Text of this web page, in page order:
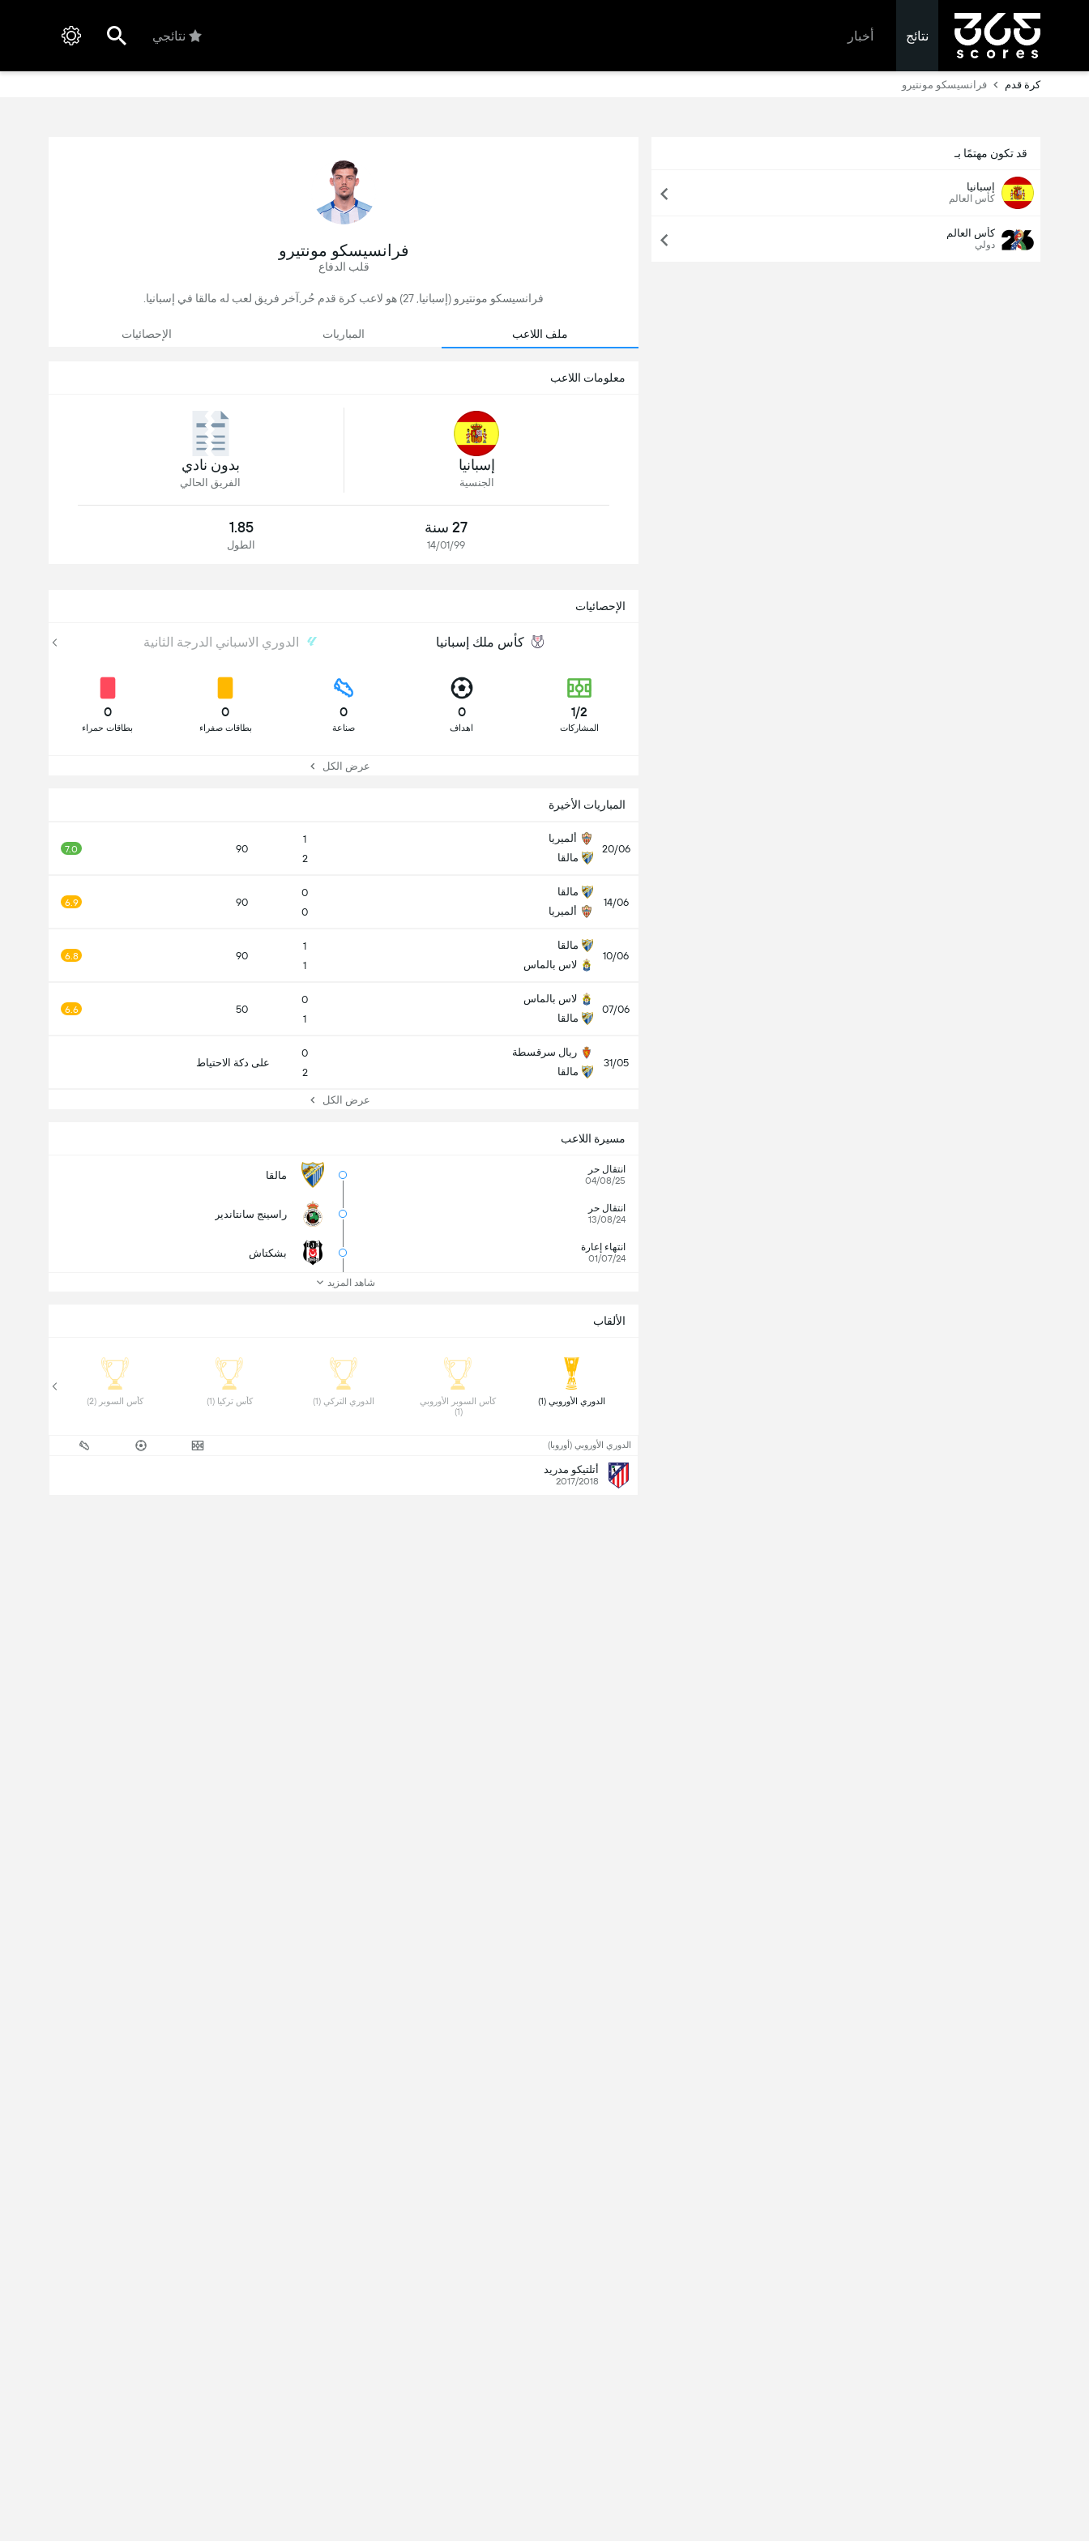
نتائج أخبار نتائجي
كرة قدم فرانسيسكو مونتيرو
قد تكون مهتمًا بـ
إسبانيا
كأس العالم
كأس العالم
دولي فرانسيسكو مونتيرو
قلب الدفاع
فرانسيسكو مونتيرو (إسبانيا, 27) هو لاعب كرة قدم حُر,آخر فريق لعب له مالقا في إسبانيا.
ملف اللاعب المباريات الإحصائيات
معلومات اللاعب
إسبانيا
الجنسية
بدون نادي
الفريق الحالي
27 سنة
14/01/99
1.85
الطول
الإحصائيات
كأس ملك إسبانيا الدوري الاسباني الدرجة الثانية
1/2
المشاركات
0
اهداف
0
صناعة
0
بطاقات صفراء
0
بطاقات حمراء
عرض الكل
المباريات الأخيرة
20/06
ألميريا
مالقا
1
2
90
7.0
14/06
مالقا
ألميريا
0
0
90
6.9
10/06
مالقا
لاس بالماس
1
1
90
6.8
07/06
لاس بالماس
مالقا
0
1
50
6.6
31/05
ريال سرقسطة
مالقا
0
2
على دكة الاحتياط
عرض الكل
مسيرة اللاعب
انتقال حر
04/08/25
مالقا
انتقال حر
13/08/24
راسينج سانتاندير
انتهاء إعارة
01/07/24
بشكتاش
شاهد المزيد
الألقاب
الدوري الأوروبي (1)
(1)
الدوري التركي (1) كأس تركيا (1) كأس السوبر (2)
الدوري الأوروبي (أوروبا)
أتلتيكو مدريد
2017/2018